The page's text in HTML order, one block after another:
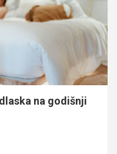
na godišnji